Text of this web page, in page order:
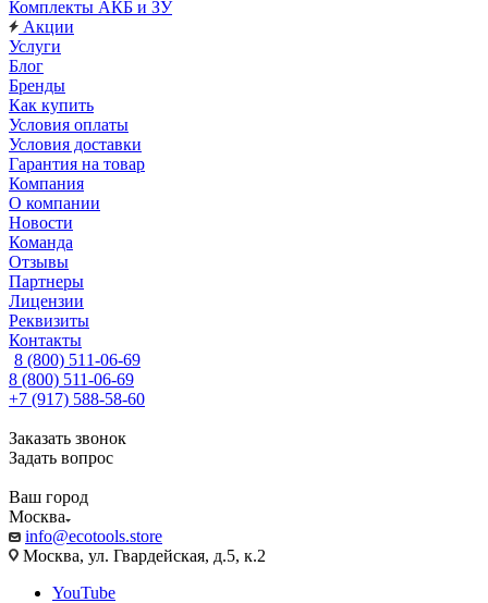
Комплекты АКБ и ЗУ
Акции
Услуги
Блог
Бренды
Как купить
Условия оплаты
Условия доставки
Гарантия на товар
Компания
О компании
Новости
Команда
Отзывы
Партнеры
Лицензии
Реквизиты
Контакты
8 (800) 511-06-69
8 (800) 511-06-69
+7 (917) 588-58-60
Заказать звонок
Задать вопрос
Ваш город
Москва
info@ecotools.store
Москва, ул. Гвардейская, д.5, к.2
YouTube